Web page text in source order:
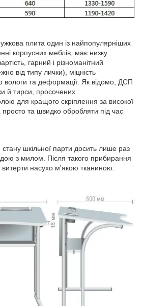
плита один із найпопулярніших
корпусних меблів, має низку
гарний і різноманітний
від типу лички), міцність
до вологи та деформації. Як відомо, ДСП
й тирси, просочених
для кращого скріплення за високої
та швидко обробляти під час
стану шкільної парти досить лише раз
з милом. Після такого прибирання
насухо м'якою тканиною.